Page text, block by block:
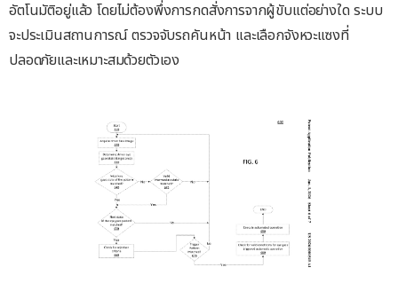
อัตโนมัติอยู่แล้ว โดยไม่ต้องพึ่งการกดสั่งการจากผู้ขับแต่อย่างใด ระบบ
จะประเมินสถานการณ์ ตรวจจับรถคันหน้า และเลือกจังหวะแซงที่
ปลอดภัยและเหมาะสมด้วยตัวเอง